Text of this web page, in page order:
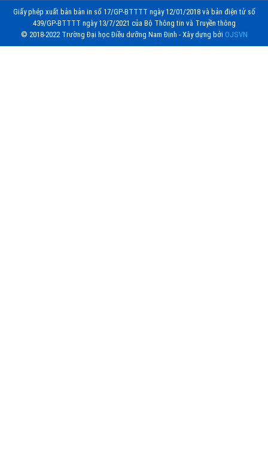
Giấy phép xuất bản bản in số 17/GP-BTTTT ngày 12/01/2018 và bản điện tử số
439/GP-BTTTT ngày 13/7/2021 của Bộ Thông tin và Truyền thông
© 2018-2022 Trường Đại học Điều dưỡng Nam Định - Xây dựng bởi OJSVN